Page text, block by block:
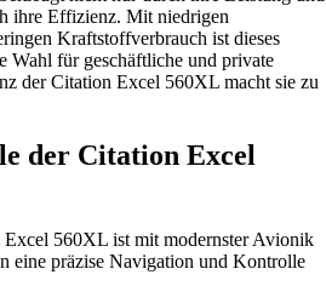
ihre Effizienz. Mit niedrigen
Kraftstoffverbrauch ist dieses
Wahl für geschäftliche und private
der Citation Excel 560XL macht sie zu
der Citation Excel
560XL ist mit modernster Avionik
eine präzise Navigation und Kontrolle